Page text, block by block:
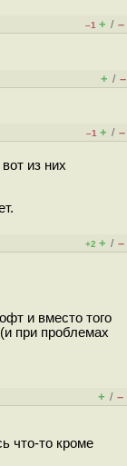
–1 + / –
+ / –
–1 + / –
из них
+2 + / –
и вместо того
при проблемах
+ / –
что-то кроме